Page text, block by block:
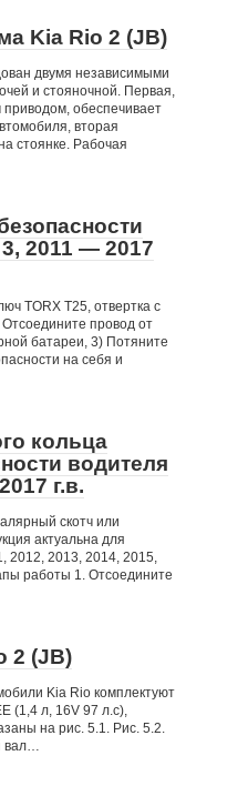
Kia Rio 2 (JB)
двумя независимыми
и стояночной. Первая,
обеспечивает
вторая
стоянке. Рабочая
2011 — 2017
TORX Т25, отвертка с
провод от
батареи, 3) Потяните
на себя и
кольца
водителя
г.в.
скотч или
актуальна для
2012, 2013, 2014, 2015,
работы 1. Отсоедините
2 (JB)
Kia Rio комплектуют
(1,4 л, 16V 97 л.с),
на рис. 5.1. Рис. 5.2.
вал…